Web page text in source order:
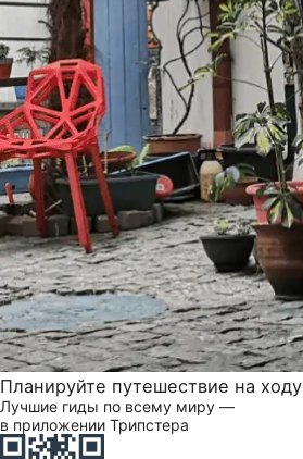
Планируйте путешествие на ходу
Лучшие гиды по всему миру —
в приложении Трипстера